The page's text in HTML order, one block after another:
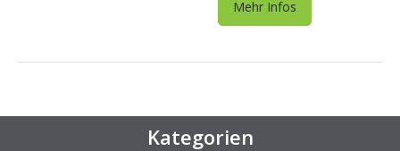
Mehr Infos
Kategorien